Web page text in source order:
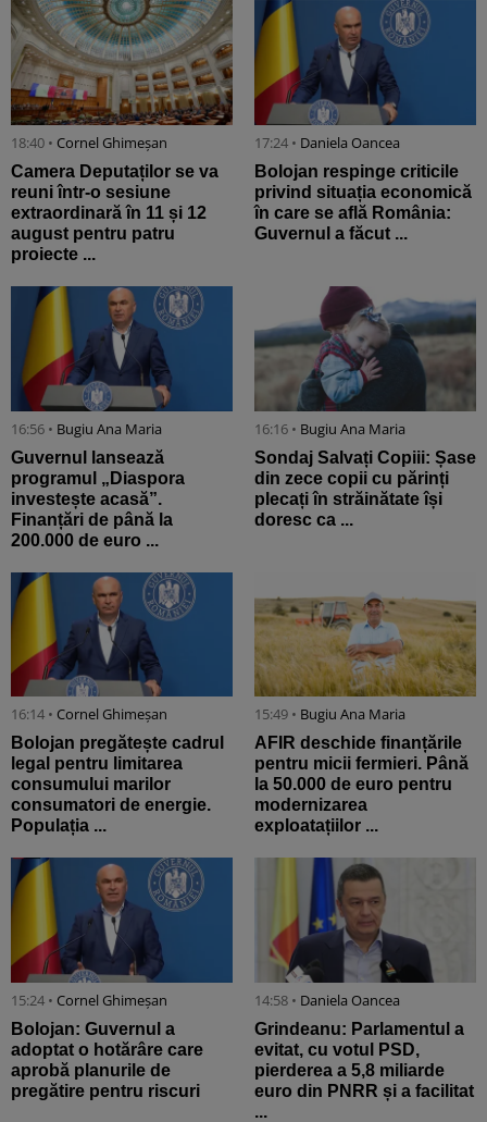
18:40 • Cornel Ghimeșan
Camera Deputaților se va
reuni într-o sesiune
extraordinară în 11 și 12
august pentru patru
proiecte ...
17:24 • Daniela Oancea
Bolojan respinge criticile
privind situația economică
în care se află România:
Guvernul a făcut ...
16:56 • Bugiu ⁠Ana Maria
Guvernul lansează
programul „Diaspora
investește acasă”.
Finanțări de până la
200.000 de euro ...
16:16 • Bugiu ⁠Ana Maria
Sondaj Salvați Copiii: Șase
din zece copii cu părinți
plecați în străinătate își
doresc ca ...
16:14 • Cornel Ghimeșan
Bolojan pregătește cadrul
legal pentru limitarea
consumului marilor
consumatori de energie.
Populația ...
15:49 • Bugiu ⁠Ana Maria
AFIR deschide finanțările
pentru micii fermieri. Până
la 50.000 de euro pentru
modernizarea
exploatațiilor ...
15:24 • Cornel Ghimeșan
Bolojan: Guvernul a
adoptat o hotărâre care
aprobă planurile de
pregătire pentru riscuri
14:58 • Daniela Oancea
Grindeanu: Parlamentul a
evitat, cu votul PSD,
pierderea a 5,8 miliarde
euro din PNRR și a facilitat
...